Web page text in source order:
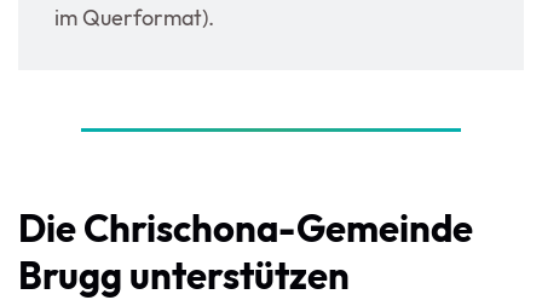
im Querformat).
Die Chrischona-Gemeinde
Brugg unterstützen